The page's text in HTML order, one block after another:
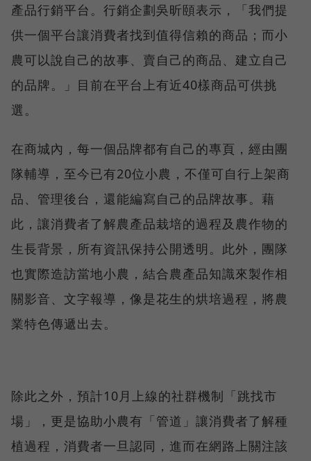
產品行銷平台。行銷企劃吳昕頤表示，「我們提
供一個平台讓消費者找到值得信賴的商品；而小
農可以說自己的故事、賣自己的商品、建立自己
的品牌。」目前在平台上有近40樣商品可供挑
選。
在商城內，每一個品牌都有自己的專頁，經由團
隊輔導，至今已有20位小農，不僅可自行上架商
品、管理後台，還能編寫自己的品牌故事。藉
此，讓消費者了解農產品栽培的過程及農作物的
生長背景，所有資訊保持公開透明。此外，團隊
也實際造訪當地小農，結合農產品知識來製作相
關影音、文字報導，像是花生的烘培過程，將農
業特色傳遞出去。
除此之外，預計10月上線的社群機制「跳找市
場」，更是協助小農有「管道」讓消費者了解種
植過程，消費者一旦認同，進而在網路上關注該